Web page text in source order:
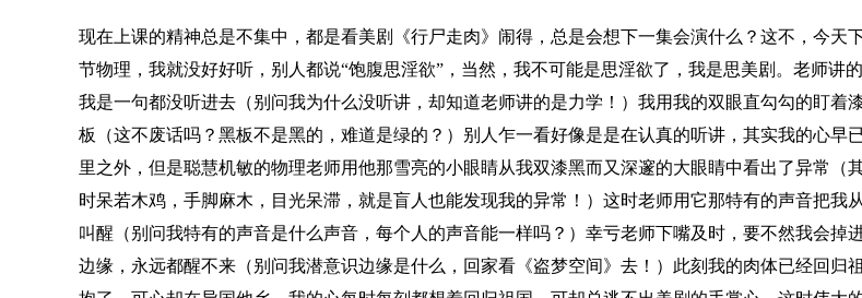
现在上课的精神总是不集中，都是看美剧《行尸走肉》闹得，总是会想下一集会演什么？这不，今天
节物理，我就没好好听，别人都说“饱腹思淫欲”，当然，我不可能是思淫欲了，我是思美剧。老师讲的
我是一句都没听进去（别问我为什么没听讲，却知道老师讲的是力学！）我用我的双眼直勾勾的盯着
板（这不废话吗？黑板不是黑的，难道是绿的？）别人乍一看好像是是在认真的听讲，其实我的心早
里之外，但是聪慧机敏的物理老师用他那雪亮的小眼睛从我双漆黑而又深邃的大眼睛中看出了异常（
时呆若木鸡，手脚麻木，目光呆滞，就是盲人也能发现我的异常！）这时老师用它那特有的声音把我
叫醒（别问我特有的声音是什么声音，每个人的声音能一样吗？）幸亏老师下嘴及时，要不然我会掉
边缘，永远都醒不来（别问我潜意识边缘是什么，回家看《盗梦空间》去！）此刻我的肉体已经回归